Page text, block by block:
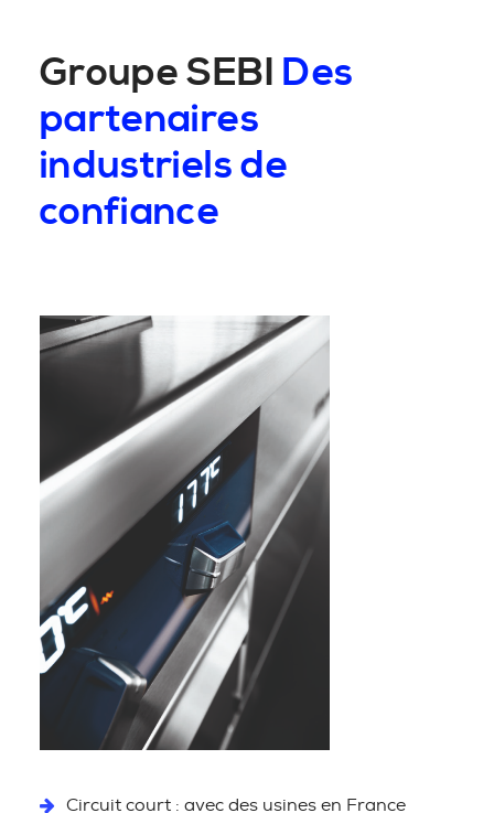
Groupe SEBI Des
partenaires
industriels de
confiance
Circuit court : avec des usines en France